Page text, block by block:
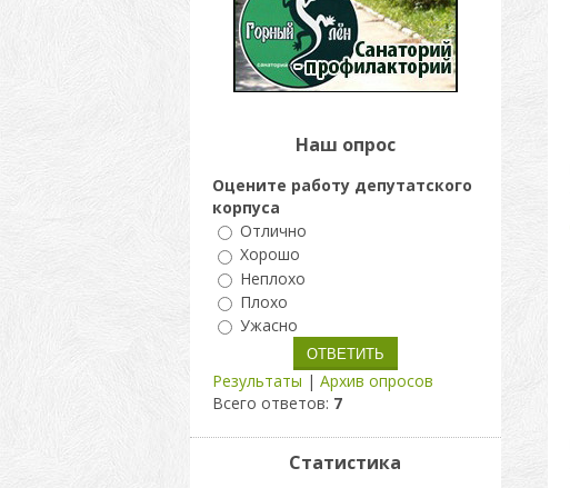
Наш опрос
Оцените работу депутатского
корпуса
Отлично
Хорошо
Неплохо
Плохо
Ужасно
Результаты | Архив опросов
Всего ответов: 7
Статистика